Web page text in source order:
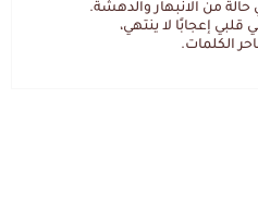
من الانبهار والدهشة.
إعجابًا لا ينتهي،
الكلمات.